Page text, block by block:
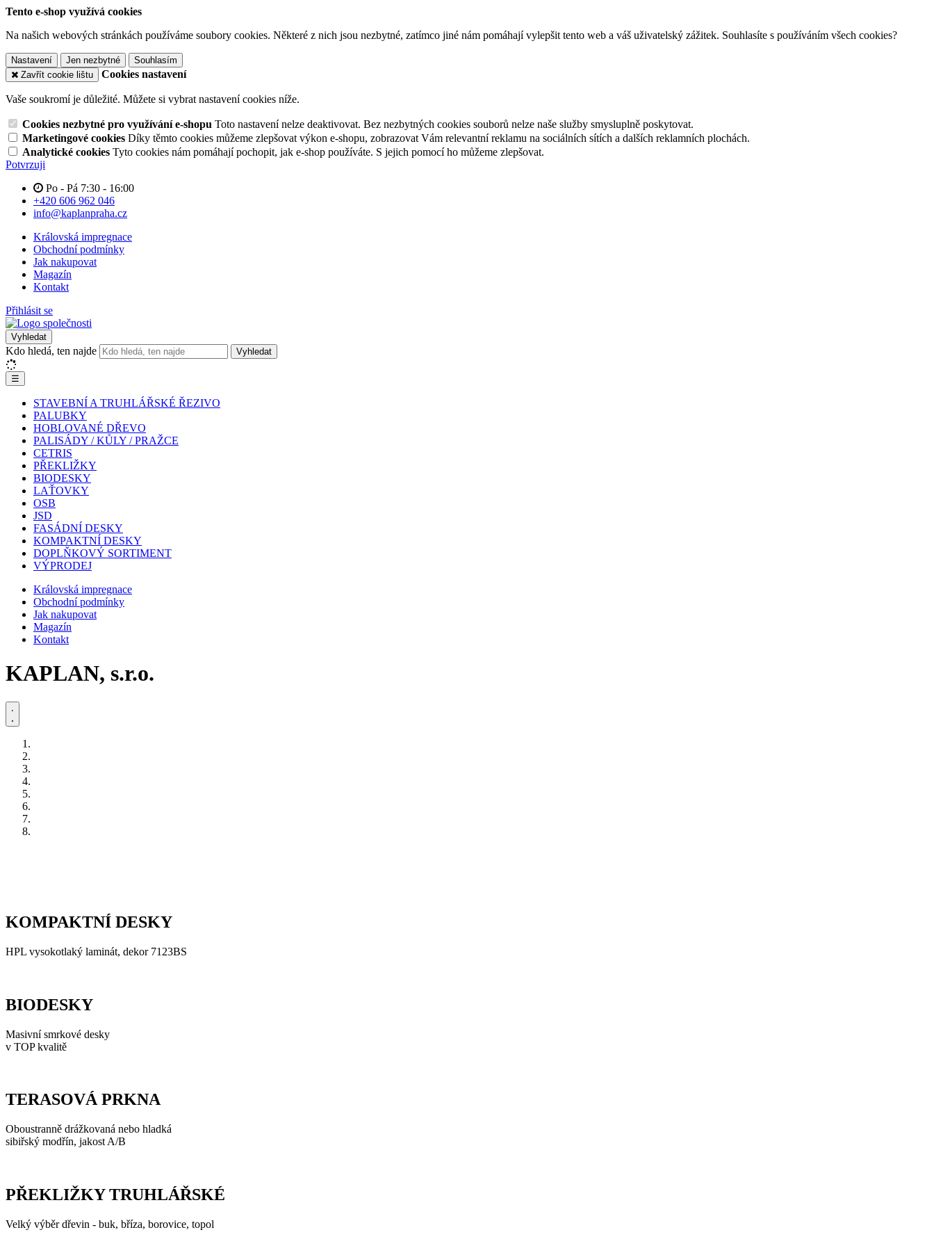
Tento e-shop využívá cookies
Na našich webových stránkách používáme soubory cookies. Některé z nich jsou nezbytné, zatímco jiné nám pomáhají vylepšit tento web a váš uživatelský zážitek. Souhlasíte s používáním všech cookies?
Nastavení Jen nezbytné
Souhlasím
Zavřít cookie lištu
Cookies nastavení
Vaše soukromí je důležité. Můžete si vybrat nastavení cookies níže.
Cookies nezbytné pro využívání e-shopu Toto nastavení nelze deaktivovat. Bez nezbytných cookies souborů nelze naše služby smysluplně poskytovat.
Marketingové cookies Díky těmto cookies můžeme zlepšovat výkon e-shopu, zobrazovat Vám relevantní reklamu na sociálních sítích a dalších reklamních plochách.
Analytické cookies Tyto cookies nám pomáhají pochopit, jak e-shop používáte. S jejich pomocí ho můžeme zlepšovat.
Potvrzuji
Po - Pá 7:30 - 16:00
+420 606 962 046
info@kaplanpraha.cz
Královská impregnace
Obchodní podmínky
Jak nakupovat
Magazín
Kontakt
Přihlásit se
Vyhledat
Kdo hledá, ten najde Vyhledat
☰
STAVEBNÍ A TRUHLÁŘSKÉ ŘEZIVO
PALUBKY
HOBLOVANÉ DŘEVO
PALISÁDY / KŮLY / PRAŽCE
CETRIS
PŘEKLIŽKY
BIODESKY
LAŤOVKY
OSB
JSD
FASÁDNÍ DESKY
KOMPAKTNÍ DESKY
DOPLŇKOVÝ SORTIMENT
VÝPRODEJ
Královská impregnace
Obchodní podmínky
Jak nakupovat
Magazín
Kontakt
KAPLAN, s.r.o.
KOMPAKTNÍ DESKY
HPL vysokotlaký laminát, dekor 7123BS
BIODESKY
Masivní smrkové desky
v TOP kvalitě
TERASOVÁ PRKNA
Oboustranně drážkovaná nebo hladká
sibiřský modřín, jakost A/B
PŘEKLIŽKY TRUHLÁŘSKÉ
Velký výběr dřevin - buk, bříza, borovice, topol